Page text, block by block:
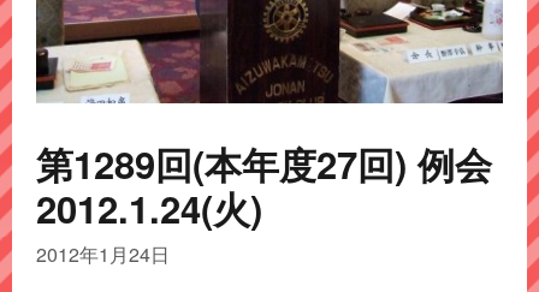
第1289回(本年度27回) 例会
2012.1.24(火)
2012年1月24日